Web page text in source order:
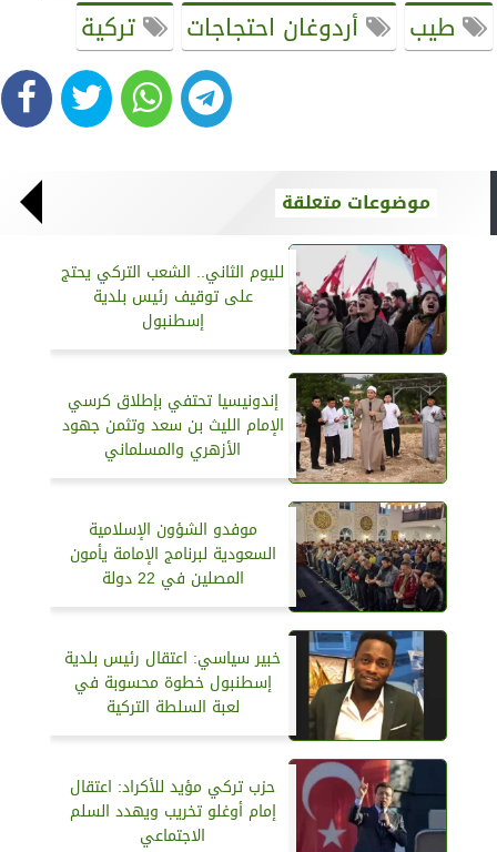
طيب
أردوغان احتجاجات تركية
موضوعات متعلقة
لليوم الثاني.. الشعب التركي يحتج
على توقيف رئيس بلدية
إسطنبول
إندونيسيا تحتفي بإطلاق كرسي
الإمام الليث بن سعد وتثمن جهود
الأزهري والمسلماني
موفدو الشؤون الإسلامية
السعودية لبرنامج الإمامة يأمون
المصلين في 22 دولة
خبير سياسي: اعتقال رئيس بلدية
إسطنبول خطوة محسوبة في
لعبة السلطة التركية
حزب تركي مؤيد للأكراد: اعتقال
إمام أوغلو تخريب ويهدد السلم
الاجتماعي